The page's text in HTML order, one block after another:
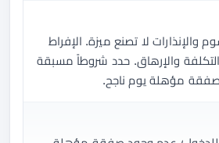
والإنذارات لا تصنع ميزة. الإفراط
والإرهاق. حدد شروطاً مسبقة
مؤهلة يوم ناجح.